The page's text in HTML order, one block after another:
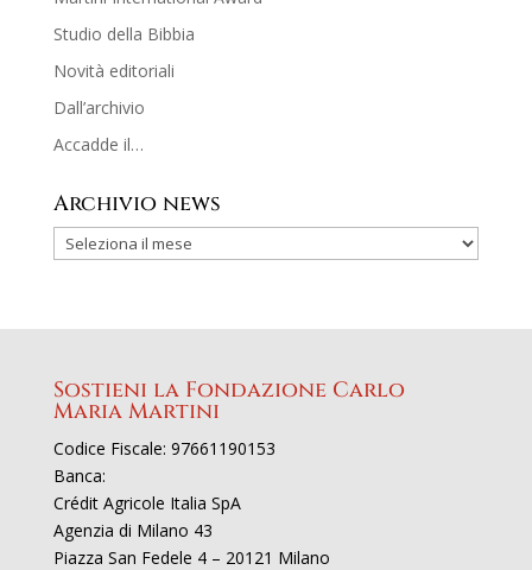
Studio della Bibbia
Novità editoriali
Dall’archivio
Accadde il…
Archivio news
Sostieni la Fondazione Carlo
Maria Martini
Codice Fiscale: 97661190153
Banca:
Crédit Agricole Italia SpA
Agenzia di Milano 43
Piazza San Fedele 4 – 20121 Milano